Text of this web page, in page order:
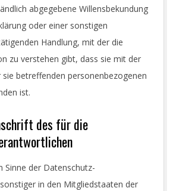
abgegebene Willensbekundung
oder einer sonstigen
Handlung, mit der die
zu verstehen gibt, dass sie mit der
sie betreffenden personenbezogenen
ist.
des für die
Sinne der Datenschutz-
in den Mitgliedstaaten der